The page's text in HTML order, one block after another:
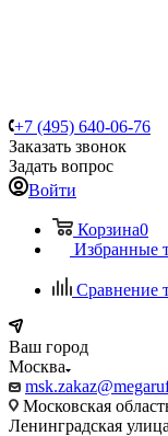
+7 (495) 640-06-76
Заказать звонок
Задать вопрос
Войти
Корзина0
Избранные
Сравнение
Ваш город
Москва
Московская
Ленинградская